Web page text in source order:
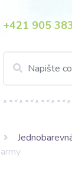
+421 905